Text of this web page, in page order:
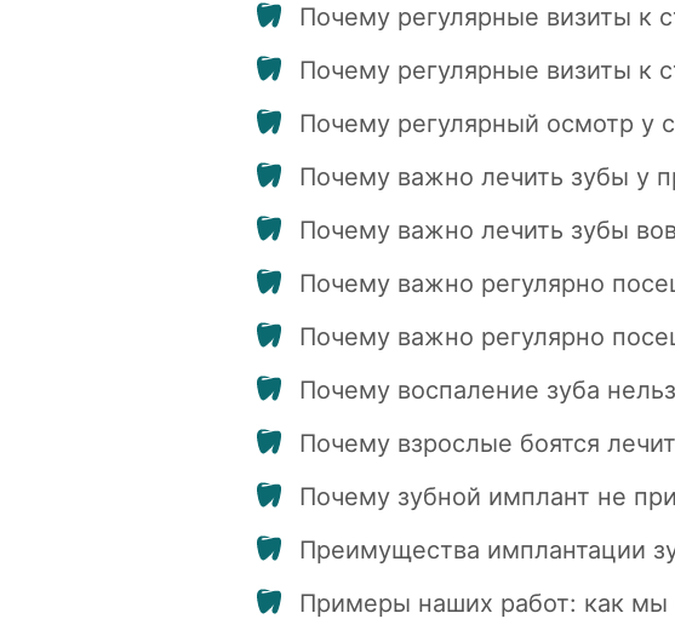
Почему регулярные визиты к
Почему регулярные визиты к
Почему регулярный осмотр у
Почему важно лечить зубы у
Почему важно лечить зубы
Почему важно регулярно
Почему важно регулярно
Почему воспаление зуба
Почему взрослые боятся
Почему зубной имплант не
Преимущества имплантации
Примеры наших работ: как мы